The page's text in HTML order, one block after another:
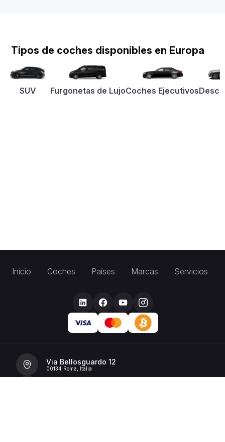
Tipos de coches disponibles en Europa
SUV Furgonetas de LujoCoches Ejecutivos
Inicio Coches Países Marcas Servicios
Via Bellosguardo 12
00134 Roma, Italia